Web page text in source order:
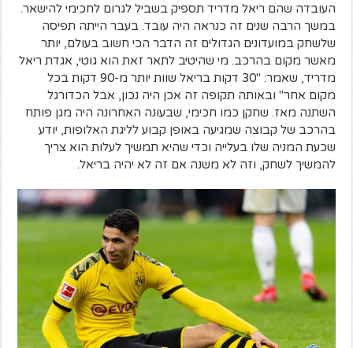
העובדה שהם ריאל מדריד תספיק בשביל לגרום לחכימי להישאר.
במשך הרבה שנים זה כנראה היה עובד. בעבר הייתה תפיסה
שלשחק במועדונים הגדולים זה הדבר הכי חשוב בעולם, יותר
מאשר מקום בהרכב. מי שהיטיב לתאר זאת הוא גוטי, אגדת ריאל
מדריד, שאמר: "30 דקות בריאל שוות יותר מ-90 דקות בכל
מקום אחר" ובאותה תקופה זה אכן היה נכון, אבל הכדורגל
השתנה מאז. שחקן כמו חכימי, שבעונה האחרונה היה מגן פותח
בהרכב של קבוצה שמגיעה באופן קבוע לליגת האלופות, יודע
שכעת המניה שלו בעלייה וכדי שהיא תמשיך לעלות הוא צריך
להמשיך לשחק, וזה לא משנה אם זה לא יהיה בריאל.